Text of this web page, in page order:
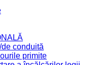
conduită
primite